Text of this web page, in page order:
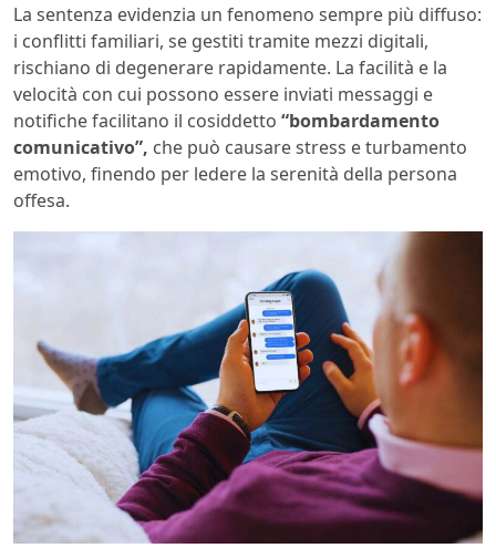
La sentenza evidenzia un fenomeno sempre più diffuso:
i conflitti familiari, se gestiti tramite mezzi digitali,
rischiano di degenerare rapidamente. La facilità e la
velocità con cui possono essere inviati messaggi e
notifiche facilitano il cosiddetto “bombardamento
comunicativo”, che può causare stress e turbamento
emotivo, finendo per ledere la serenità della persona
offesa.